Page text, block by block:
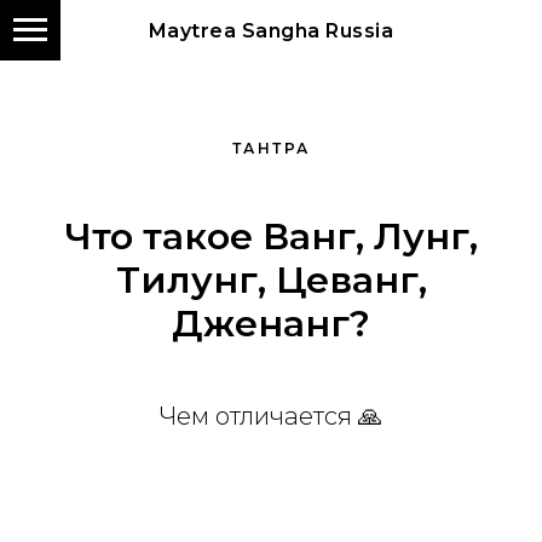
Maytrea Sangha Russia
ТАНТРА
Что такое Ванг, Лунг,
Тилунг, Цеванг,
Дженанг?
Чем отличается 🙏